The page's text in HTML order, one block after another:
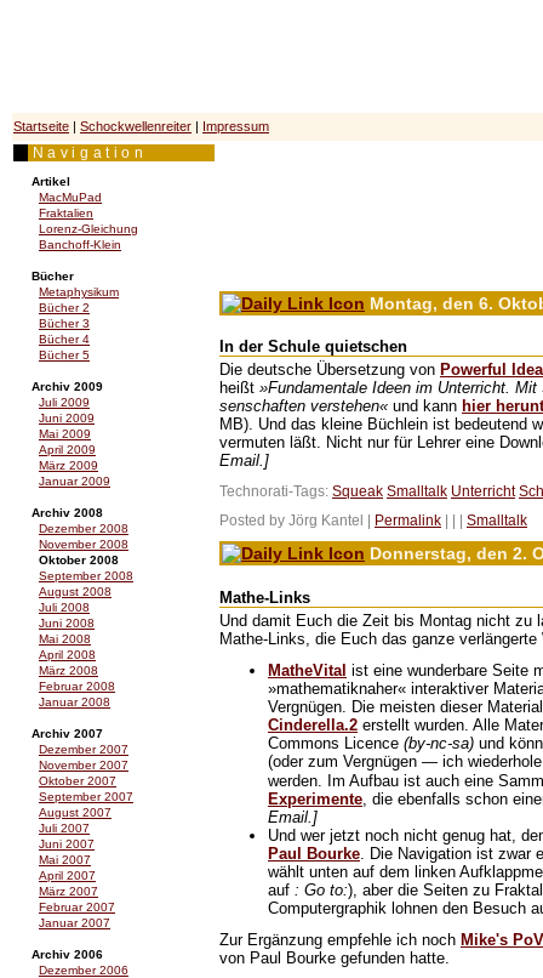
Startseite | Schockwellenreiter | Impressum
Navigation
Artikel
MacMuPad
Fraktalien
Lorenz-Gleichung
Banchoff-Klein
Bücher
Metaphysikum
Bücher 2
Bücher 3
Bücher 4
Bücher 5
Archiv 2009
Juli 2009
Juni 2009
Mai 2009
April 2009
März 2009
Januar 2009
Archiv 2008
Dezember 2008
November 2008
Oktober 2008
September 2008
August 2008
Juli 2008
Juni 2008
Mai 2008
April 2008
März 2008
Februar 2008
Januar 2008
Archiv 2007
Dezember 2007
November 2007
Oktober 2007
September 2007
August 2007
Juli 2007
Juni 2007
Mai 2007
April 2007
März 2007
Februar 2007
Januar 2007
Archiv 2006
Dezember 2006
Montag, den 6.
In der Schule quietschen
Die deutsche Übersetzung von Powerful
heißt »Fundamentale Ideen im Unterricht.
senschaften verstehen« und kann hier
MB). Und das kleine Büchlein ist bedeutend
vermuten läßt. Nicht nur für Lehrer eine
Email.]
Technorati-Tags: Squeak Smalltalk Unterricht
Posted by Jörg Kantel |
Permalink Smalltalk
Donnerstag, den 2.
Mathe-Links
Und damit Euch die Zeit bis Montag nicht zu
Mathe-Links, die Euch das ganze
MatheVital ist eine wunderbare Seite
»mathematiknaher« interaktiver
Vergnügen. Die meisten dieser
Cinderella.2 erstellt wurden. Alle
Commons Licence (by-nc-sa) und
(oder zum Vergnügen — ich
werden. Im Aufbau ist auch eine
Experimente , die ebenfalls schon
Email.]
Und wer jetzt noch nicht genug hat,
Paul Bourke . Die Navigation ist zwar
wählt unten auf dem linken
auf : Go to:), aber die Seiten zu
Computergraphik lohnen den Besuch
Zur Ergänzung empfehle ich noch Mike's
von Paul Bourke gefunden hatte.